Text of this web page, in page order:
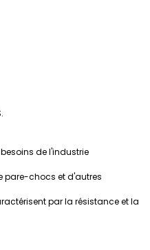
de l'industrie
pare-chocs et d'autres
par la résistance et la